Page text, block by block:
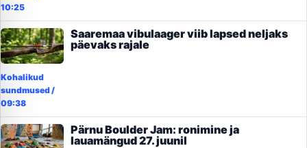
10:25
Saaremaa vibulaager viib lapsed neljaks
päevaks rajale
Kohalikud
sundmused/
09:38
Pärnu Boulder Jam: ronimine ja
lauamängud 27. juunil